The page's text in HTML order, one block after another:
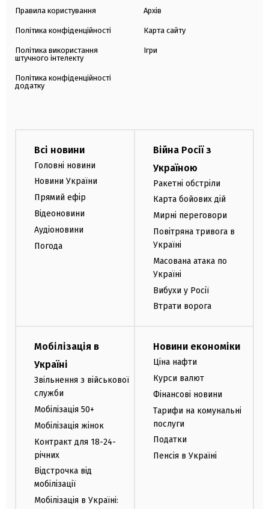
Правила користування
Політика конфіденційності
Політика використання
штучного інтелекту
Політика конфіденційності
додатку
Архів
Карта сайту
Ігри
Всі новини
Головні новини
Новини України
Прямий ефір
Відеоновини
Аудіоновини
Погода
Війна Росії з
Україною
Ракетні обстріли
Карта бойових дій
Мирні переговори
Повітряна тривога в
Україні
Масована атака по
Україні
Вибухи у Росії
Втрати ворога
Мобілізація в
Україні
Звільнення з військової
служби
Мобілізація 50+
Мобілізація жінок
Контракт для 18-24-
річних
Відстрочка від
мобілізації
Мобілізація в Україні:
Новини економіки
Ціна нафти
Курси валют
Фінансові новини
Тарифи на комунальні
послуги
Податки
Пенсія в Україні